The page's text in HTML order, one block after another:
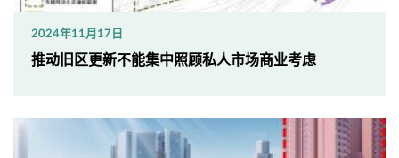
2024年11月17日
推动旧区更新不能集中照顾私人市场商业考虑